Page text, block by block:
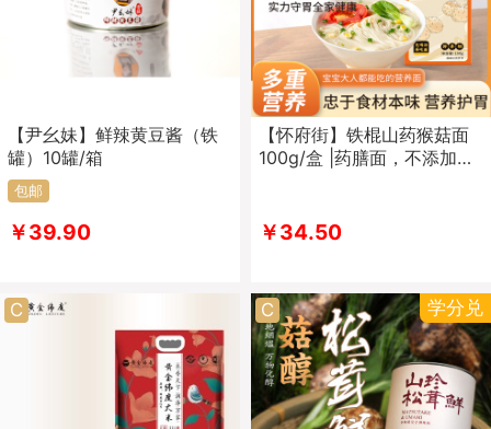
【尹幺妹】鲜辣黄豆酱（铁
罐）10罐/箱
包邮
￥39.90
【怀府街】铁棍山药猴菇面
100g/盒 |药膳面，不添加剂
￥34.50
C C 学分兑